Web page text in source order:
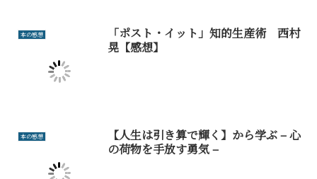
本の感想
「ポスト・イット」知的生産術 西村
晃【感想】
本の感想
【人生は引き算で輝く】から学ぶ – 心
の荷物を手放す勇気 –